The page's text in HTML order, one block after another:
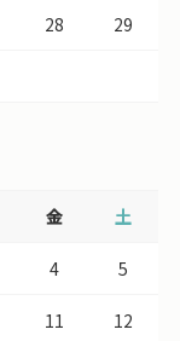
28 29
金 土
4 5
11 12